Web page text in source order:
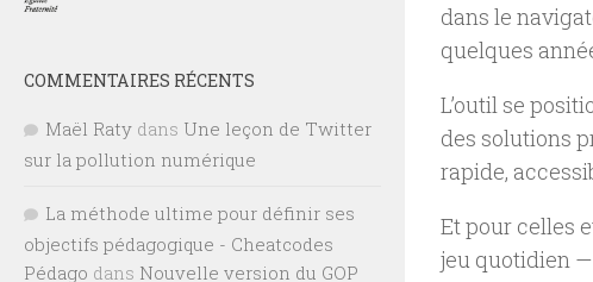
dans le
quelques
L’outil se
des solutions
rapide,
Et pour celles
jeu quotidien
COMMENTAIRES RÉCENTS
Maël Raty dans Une leçon de Twitter
sur la pollution numérique
La méthode ultime pour définir ses
objectifs pédagogique - Cheatcodes
Pédago dans Nouvelle version du GOP